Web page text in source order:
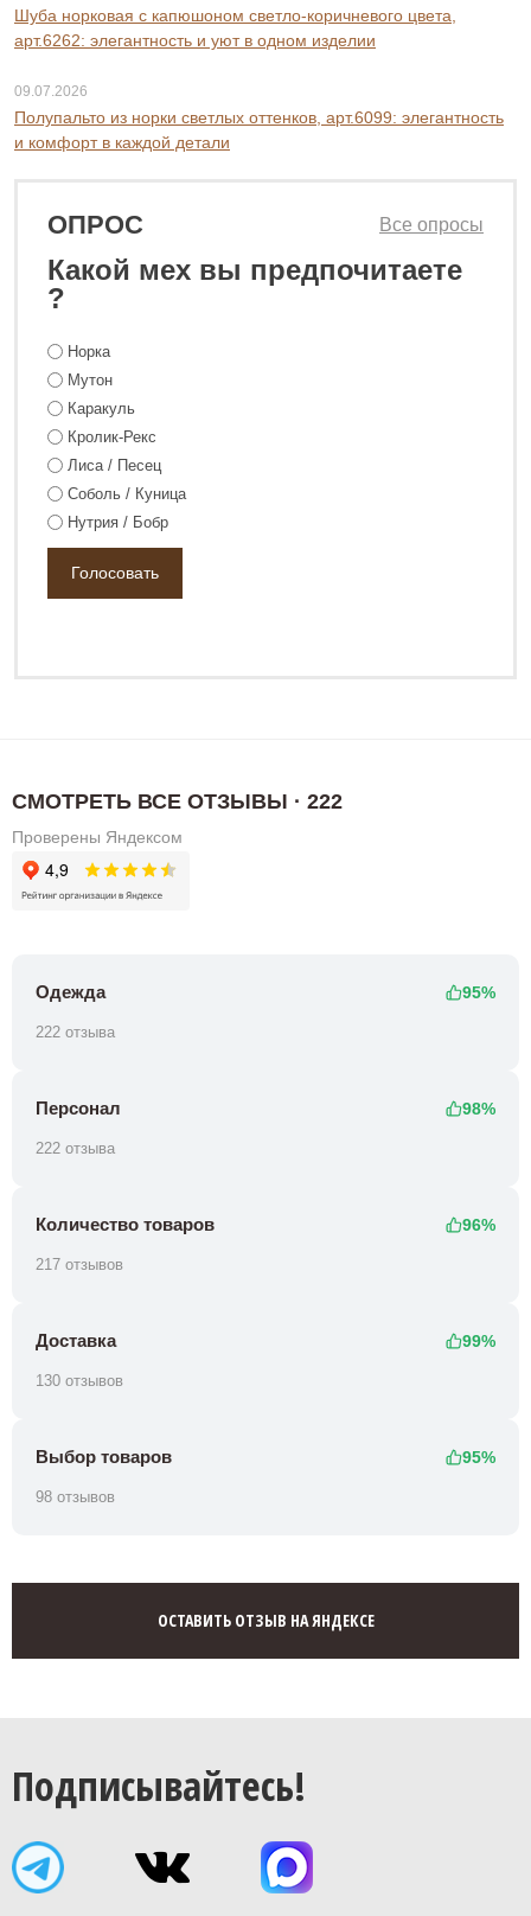
35 800 ₽
Шуба норковая с капюшоном светло-коричневого цвета,
арт.6262: элегантность и уют в одном изделии
09.07.2026
Полупальто из норки светлых оттенков, арт.6099: элегантность
и комфорт в каждой детали
ОПРОС
Какой мех вы предпочитаете
?
Все опросы
Норка
Мутон
Каракуль
Кролик-Рекс
Лиса / Песец
Соболь / Куница
Нутрия / Бобр
СМОТРЕТЬ ВСЕ ОТЗЫВЫ · 222
Проверены Яндексом
Одежда 95%
222 отзыва
Персонал 98%
222 отзыва
Количество товаров 96%
217 отзывов
Доставка 99%
130 отзывов
Выбор товаров 95%
98 отзывов
ОСТАВИТЬ ОТЗЫВ НА ЯНДЕКСЕ
Подписывайтесь!